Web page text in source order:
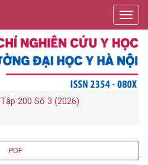
Tập 200 Số 3 (2026)
PDF